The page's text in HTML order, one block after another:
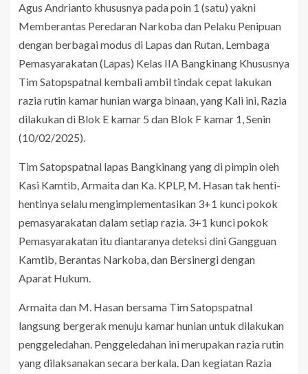
Agus Andrianto khususnya pada poin 1 (satu) yakni
Memberantas Peredaran Narkoba dan Pelaku Penipuan
dengan berbagai modus di Lapas dan Rutan, Lembaga
Pemasyarakatan (Lapas) Kelas IIA Bangkinang Khususnya
Tim Satopspatnal kembali ambil tindak cepat lakukan
razia rutin kamar hunian warga binaan, yang Kali ini, Razia
dilakukan di Blok E kamar 5 dan Blok F kamar 1, Senin
(10/02/2025).
Tim Satopspatnal lapas Bangkinang yang di pimpin oleh
Kasi Kamtib, Armaita dan Ka. KPLP, M. Hasan tak henti-
hentinya selalu mengimplementasikan 3+1 kunci pokok
pemasyarakatan dalam setiap razia. 3+1 kunci pokok
Pemasyarakatan itu diantaranya deteksi dini Gangguan
Kamtib, Berantas Narkoba, dan Bersinergi dengan
Aparat Hukum.
Armaita dan M. Hasan bersama Tim Satopspatnal
langsung bergerak menuju kamar hunian untuk dilakukan
penggeledahan. Penggeledahan ini merupakan razia rutin
yang dilaksanakan secara berkala. Dan kegiatan Razia